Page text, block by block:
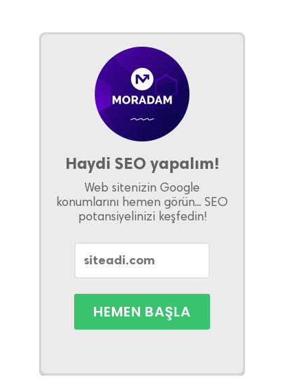
Haydi SEO yapalım!
Web sitenizin Google
konumlarını hemen görün... SEO
potansiyelinizi keşfedin!